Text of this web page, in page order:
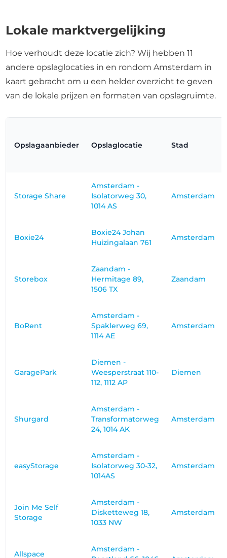
Lokale marktvergelijking
Hoe verhoudt deze locatie zich? Wij hebben 11
andere opslaglocaties in en rondom Amsterdam in
kaart gebracht om u een helder overzicht te geven
van de lokale prijzen en formaten van opslagruimte.
Opslagaanbieder Opslaglocatie Stad
Storage Share
Amsterdam -
Isolatorweg 30,
1014 AS
Amsterdam
Boxie24
Boxie24 Johan
Huizingalaan 761
Amsterdam
Storebox
Zaandam -
Hermitage 89,
1506 TX
Zaandam
BoRent
Amsterdam -
Spaklerweg 69,
1114 AE
Amsterdam
GaragePark
Diemen -
Weesperstraat 110-
112, 1112 AP
Diemen
Shurgard
Amsterdam -
Transformatorweg
24, 1014 AK
Amsterdam
easyStorage
Amsterdam -
Isolatorweg 30-32,
1014AS
Amsterdam
Join Me Self
Storage
Amsterdam -
Disketteweg 18,
1033 NW
Amsterdam
Allspace
Amsterdam -